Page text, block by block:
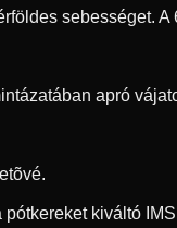
sebességet.
apró
kiváltó